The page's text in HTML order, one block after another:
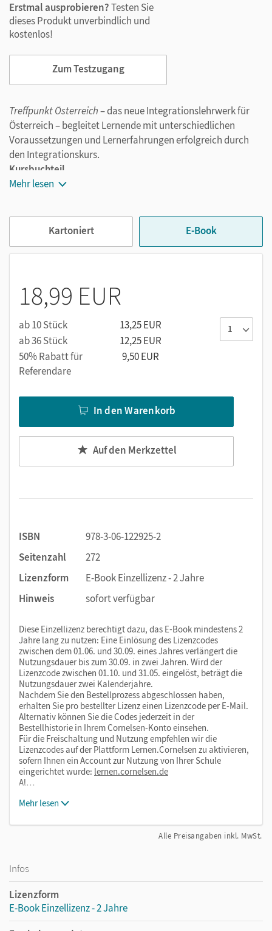
Erstmal ausprobieren?Testen Sie
dieses Produkt unverbindlich und
kostenlos!
Zum Testzugang
Treffpunkt Österreich– das neue Integrationslehrwerk für
Österreich – begleitet Lernende mit unterschiedlichen
Voraussetzungen und Lernerfahrungen erfolgreich durch
den Integrationskurs.
Kursbuchteil
linearen Aufbau: Einstieg ins Thema,
und eigenständige Sprachproduktion.
Wortschatz, Strukturen und Kommunikation in einem
anderen, oft berufsbezogenen Kontext wiederholt.
nach jeder
zweiten Einheit bieten neue Perspektiven auf die
Themen der vorausgehenden Einheiten und
ermöglichen mit interessanten Projekten
ganzheitliches, gemeinschaftliches Lernen.
Übungsbuchteil
abwechslungsreichen Aufgabenzu jeder Einheit üben
Übungsbuchteil den relevantenWortschatz
ermöglicht ein regelmäßigesPrüfungstraining
Weitere Vorteile:
E-Book lassen sich über Klickstellen an der Buchseite
Kooperative Aufgaben, die für echte Sprechanlässe
sorgen und die Kommunikation im Unterricht fördern
Humorvolle Video-Geschichten mit authentischen
Protagonistinnen und Protagonisten
Aufgaben zur Werte-Sensibilisierung,
Medienkompetenz und zur individuellen Auswahl
Interaktives Angebot zum individuellen Üben
Visualisierung von wichtigem Wortschatz und
grammatischen Strukturen
Abwechslungsreiche Übungen
Wiederholungstests mit interaktiven Übungen
Prüfungstraining mit Modellaufgaben
E-Books auf
Praktische Bearbeitungswerkzeuge, wie z. B. Markieren,
Textfelder und Notizen, ergänzen im E-Book die
Lehrwerkinhalte.
Mehr lesen
Kartoniert E-Book
18,99 EUR
ab 10 Stück
13,25 EUR
ab 36 Stück
12,25 EUR
50% Rabatt für
Referendare
9,50 EUR
In den Warenkorb
Auf den Merkzettel
ISBN
978-3-06-122925-2
Seitenzahl
272
Lizenzform
E-Book Einzellizenz - 2 Jahre
Hinweis
sofort verfügbar
Diese Einzellizenz berechtigt dazu, das E-Book mindestens 2
Jahre lang zu nutzen: Eine Einlösung des Lizenzcodes
zwischen dem 01.06. und 30.09. eines Jahres verlängert die
Nutzungsdauer bis zum 30.09. in zwei Jahren. Wird der
Lizenzcode zwischen 01.10. und 31.05. eingelöst, beträgt die
Nutzungsdauer zwei Kalenderjahre.
Nachdem Sie den Bestellprozess abgeschlossen haben,
erhalten Sie pro bestellter Lizenz einen Lizenzcode per E-Mail.
Alternativ können Sie die Codes jederzeit in der
Bestellhistorie in Ihrem Cornelsen-Konto einsehen.
Für die Freischaltung und Nutzung empfehlen wir die
Lizenzcodes auf der Plattform Lernen.Cornelsen zu aktivieren,
sofern Ihnen ein Account zur Nutzung von Ihrer Schule
eingerichtet wurde: lernen.cornelsen.de
Al…
Mehr lesen
Alle Preisangaben inkl. MwSt.
Infos
Lizenzform
E-Book Einzellizenz - 2 Jahre